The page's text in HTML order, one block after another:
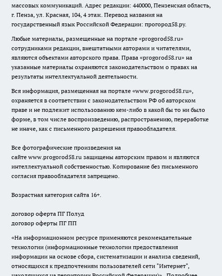
массовых коммуникаций. Адрес редакции: 440000, Пензенская область,
г. Пенза, ул. Красная, 104, 4 этаж. Перевод названия на
государственный язык Российской Федерации: прогород58.ру.
Любые материалы, размещенные на портале «progorod58.ru»
сотрудниками редакции, внештатными авторами и читателями,
являются объектами авторского права. Права «progorod58.ru» на
указанные материалы охраняются законодательством о правах на
результаты интеллектуальной деятельности.
Вся информация, размещенная на портале «www.progorod58.ru»,
охраняется в соответствии с законодательством РФ об авторском
праве и не подлежит использованию кем-либо в какой бы то ни было
форме, в том числе воспроизведению, распространению, переработке
не иначе, как с письменного разрешения правообладателя.
Все фотографические произведения на
сайте www.progorod58.ru защищены авторским правом и являются
интеллектуальной собственностью. Копирование без письменного
согласия правообладателя запрещено.
Возрастная категория сайта 16+.
договор оферта ПГ Полуд
договор оферты ПГ ПП
«На информационном ресурсе применяются рекомендательные
технологии (информационные технологии предоставления
информации на основе сбора, систематизации и анализа сведений,
относящихся к предпочтениям пользователей сети "Интернет",